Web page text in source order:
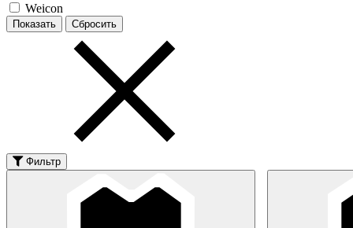
Weicon
Фильтр